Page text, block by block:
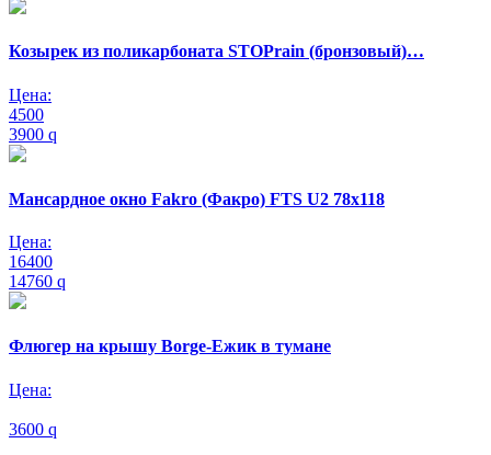
Козырек из поликарбоната STOPrain (бронзовый)…
Цена:
4500
3900 q
Мансардное окно Fakro (Факро) FTS U2 78х118
Цена:
16400
14760 q
Флюгер на крышу Borge-Ежик в тумане
Цена:
3600 q